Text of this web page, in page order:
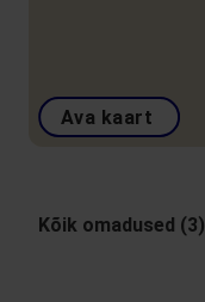
Ava kaart
Kõik omadused (3)